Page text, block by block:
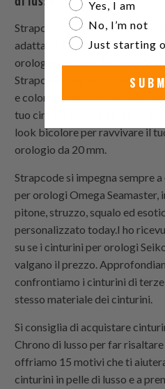
Strapcode
I cinturini per
adattarsi a molti orologi e
orologi su misura dei materiali
Strapcode
ha una selezione
e colori di cinturini che
tuo cinturino originale per
look bicolore per ravvivare il
orologio da 20 mm.
Strapcode si impegna sempre
per orologi Omega Seamaster,
pitone, struzzo, squalo ed
personalizzato today.I ho
su se i cinturini per orologi
valgano il prezzo.
confrontiamo i cinturini di
stesso materiale dei cinturini.
Si consiglia di acquistare
Chrono di lusso per far
offriamo 15 motivi che ti
cinturini in pelle di lusso e a
Are you a watch
Yes, I am
No, I’m not
Just starting